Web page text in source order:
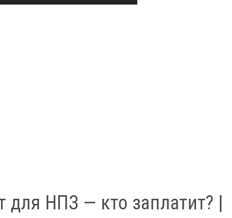
для НПЗ — кто заплатит? |